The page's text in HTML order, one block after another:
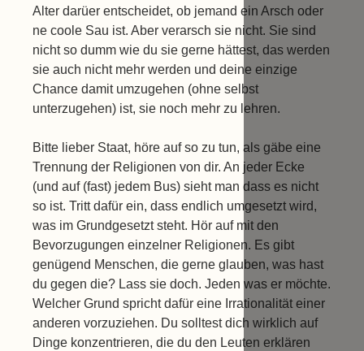
Alter darüer entscheidet, ob jemand ein Arsch oder
ne coole Sau ist. Aber verarsch sie nicht. Sie sind
nicht so dumm wie du sie gerne hättest, das werden
sie auch nicht mehr werden und deine einzige
Chance damit umzugehen (ohne selbst
unterzugehen) ist, sie noch mehr zu lehren.
Bitte lieber Staat, höre auf so zu tun, als gäbe eine
Trennung der Religionen von dir. An jeder Ecke
(und auf (fast) jedem Bus) sieht man dass es nicht
so ist. Tritt dafür ein, dass endlich umgesetzt wird,
was im Grundgesetzt steht. Hör auf mit den
Bevorzugungen einzelner Religionen. Es gibt
genügend Menschen, die gerne glauben, was hast
du gegen die? Lass sie doch. Jeden was er möchte.
Welcher Grund spricht dafür eine Irrationalität einer
anderen vorzuziehen. Du solltest dich wirklich auf
Dinge konzentrieren, die du den Leuten erklären